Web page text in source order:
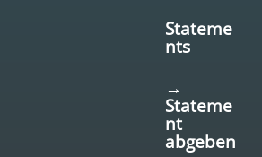
Stateme
nts
→
Stateme
nt
abgeben